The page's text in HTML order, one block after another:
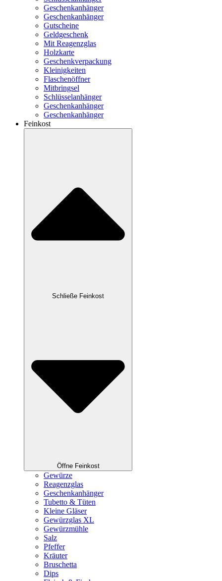
Geschenkanhänger
Geschenkanhänger
Gutscheine
Geldgeschenk
Mit Reagenzglas
Holzkarte
Geschenkverpackung
Kleinigkeiten
Flaschenöffner
Mitbringsel
Schlüsselanhänger
Geschenkanhänger
Geschenkanhänger
Feinkost
Schließe Feinkost
Öffne Feinkost
Gewürze
Reagenzglas
Geschenkanhänger
Tubetto & Tüten
Kleine Gläser
Gewürzglas XL
Gewürzmühle
Salz
Pfeffer
Kräuter
Bruschetta
Dips